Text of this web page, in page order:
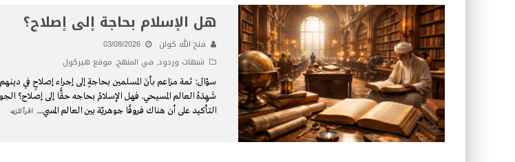
هل الإسلام بحاجة إلى إصلاح؟
فتح الله كولن
03/08/2026
شبهات وردود, في المنهج, موقع هيركول
سؤال: ثمة مزاعم بأنَ المسلمين بحاجةٍ إلى إجراء إصلاحٍ في
شَهِدَهُ العالم المسيحي. فهل الإسلامُ بحاجه حقًّا إلى إصلاح؟
التأكيد على أن هناك فروقًا جوهريّة بين العالم المسي... اقرأ المزيد